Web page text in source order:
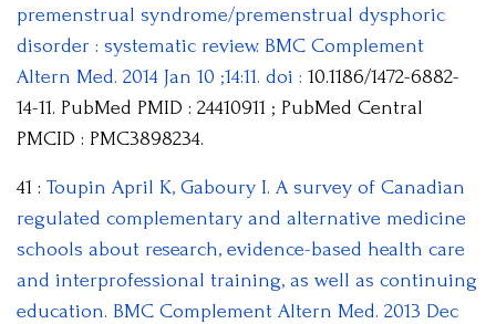
premenstrual syndrome/premenstrual dysphoric
disorder : systematic review. BMC Complement
Altern Med. 2014 Jan 10 ;14:11. doi : 10.1186/1472-6882-
14-11. PubMed PMID : 24410911 ; PubMed Central
PMCID : PMC3898234.
41 : Toupin April K, Gaboury I. A survey of Canadian
regulated complementary and alternative medicine
schools about research, evidence-based health care
and interprofessional training, as well as continuing
education. BMC Complement Altern Med. 2013 Dec